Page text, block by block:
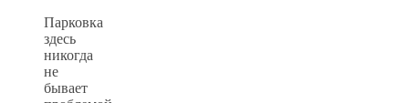
Парковка
здесь
никогда
не
бывает